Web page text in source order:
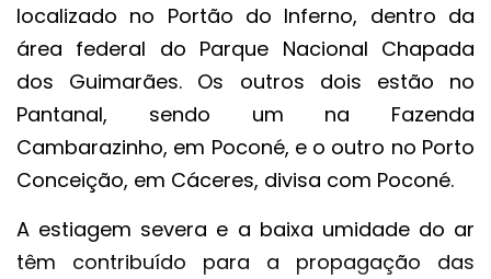
localizado no Portão do Inferno, dentro da
área federal do Parque Nacional Chapada
dos Guimarães. Os outros dois estão no
Pantanal, sendo um na Fazenda
Cambarazinho, em Poconé, e o outro no Porto
Conceição, em Cáceres, divisa com Poconé.
A estiagem severa e a baixa umidade do ar
têm contribuído para a propagação das